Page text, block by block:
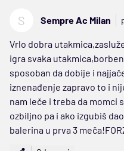
S Sempre Ac Milan
Vrlo dobra
igra svaka
sposoban da dobije i
iznenađenje zapravo to i
nam leče i treba da momci
ozbiljno pa i ako izgubiš
balerina u prva 3